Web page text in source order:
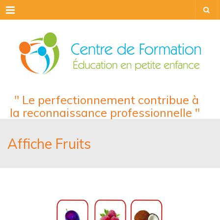
Menu
" Le perfectionnement contribue à
la reconnaissance professionnelle "
Affiche Fruits